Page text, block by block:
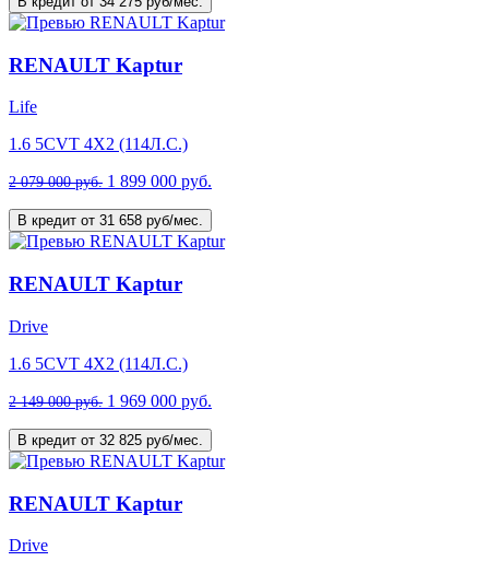
RENAULT Kaptur
Life
1.6 5CVT 4X2 (114Л.С.)
2 079 000 руб. 1 899 000 руб.
В кредит от 31 658 руб/мес.
RENAULT Kaptur
Drive
1.6 5CVT 4X2 (114Л.С.)
2 149 000 руб. 1 969 000 руб.
В кредит от 32 825 руб/мес.
RENAULT Kaptur
Drive